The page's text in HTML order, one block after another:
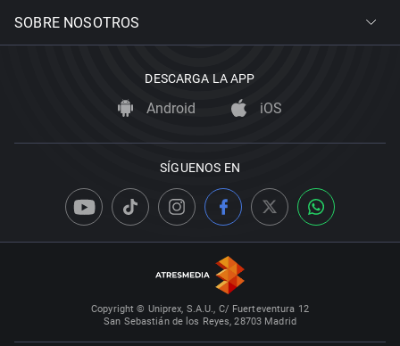
SOBRE NOSOTROS
DESCARGA LA APP
Android iOS
SÍGUENOS EN
Copyright © Uniprex, S.A.U., C/ Fuerteventura 12
San Sebastián de los Reyes, 28703 Madrid